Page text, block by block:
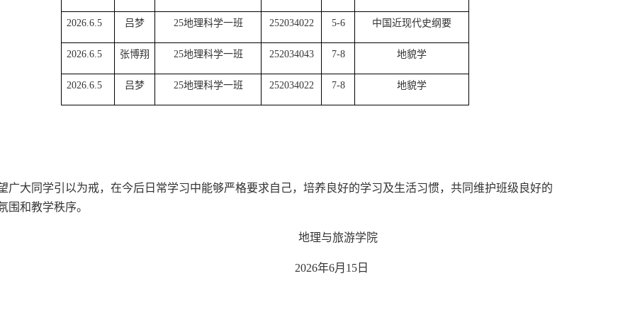
2026.6.5 吕梦 25地理科学一班 252034022 5-6 中国近现代史纲要
2026.6.5 张博翔 25地理科学一班 252034043 7-8 地貌学
2026.6.5 吕梦 25地理科学一班 252034022 7-8 地貌学
广大同学引以为戒，在今后日常学习中能够严格要求自己，培养良好的学习及生活习惯，共同维护班级良好的
围和教学秩序。
地理与旅游学院
2026年6月15日